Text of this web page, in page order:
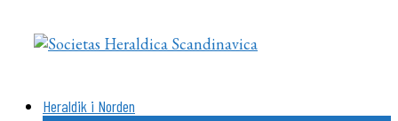
indhold
Heraldik i Norden